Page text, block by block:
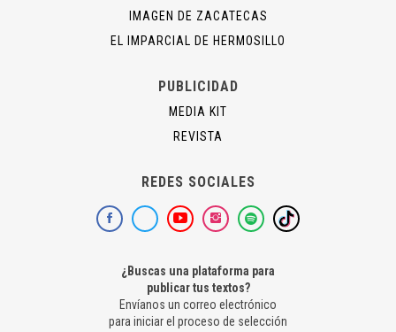
IMAGEN DE ZACATECAS
EL IMPARCIAL DE HERMOSILLO
PUBLICIDAD
MEDIA KIT
REVISTA
REDES SOCIALES
¿Buscas una plataforma para
publicar tus textos?
Envíanos un correo electrónico
para iniciar el proceso de selección